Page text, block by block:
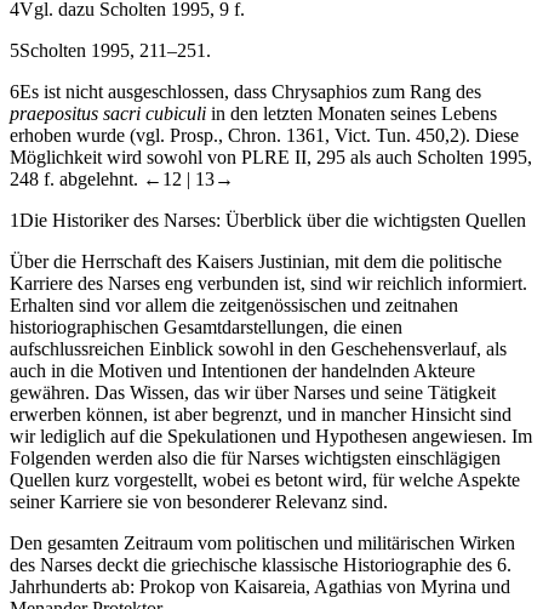
4Vgl. dazu Scholten 1995, 9 f.
5Scholten 1995, 211–251.
6Es ist nicht ausgeschlossen, dass Chrysaphios zum Rang des
praepositus sacri cubiculi in den letzten Monaten seines Lebens
erhoben wurde (vgl. Prosp., Chron. 1361, Vict. Tun. 450,2). Diese
Möglichkeit wird sowohl von PLRE II, 295 als auch Scholten 1995,
248 f. abgelehnt. ←12 | 13→
1Die Historiker des Narses: Überblick über die wichtigsten Quellen
Über die Herrschaft des Kaisers Justinian, mit dem die politische
Karriere des Narses eng verbunden ist, sind wir reichlich informiert.
Erhalten sind vor allem die zeitgenössischen und zeitnahen
historiographischen Gesamtdarstellungen, die einen
aufschlussreichen Einblick sowohl in den Geschehensverlauf, als
auch in die Motiven und Intentionen der handelnden Akteure
gewähren. Das Wissen, das wir über Narses und seine Tätigkeit
erwerben können, ist aber begrenzt, und in mancher Hinsicht sind
wir lediglich auf die Spekulationen und Hypothesen angewiesen. Im
Folgenden werden also die für Narses wichtigsten einschlägigen
Quellen kurz vorgestellt, wobei es betont wird, für welche Aspekte
seiner Karriere sie von besonderer Relevanz sind.
Den gesamten Zeitraum vom politischen und militärischen Wirken
des Narses deckt die griechische klassische Historiographie des 6.
Jahrhunderts ab: Prokop von Kaisareia, Agathias von Myrina und